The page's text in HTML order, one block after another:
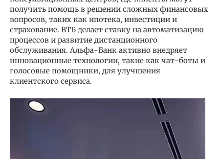
получить помощь в решении сложных финансовых
вопросов, таких как ипотека, инвестиции и
страхование. ВТБ делает ставку на автоматизацию
процессов и развитие дистанционного
обслуживания. Альфа-Банк активно внедряет
инновационные технологии, такие как чат-боты и
голосовые помощники, для улучшения
клиентского сервиса.